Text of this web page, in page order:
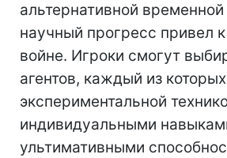
альтернативной временной
научный прогресс привел
войне. Игроки смогут
агентов, каждый из
экспериментальной
индивидуальными
ультимативными